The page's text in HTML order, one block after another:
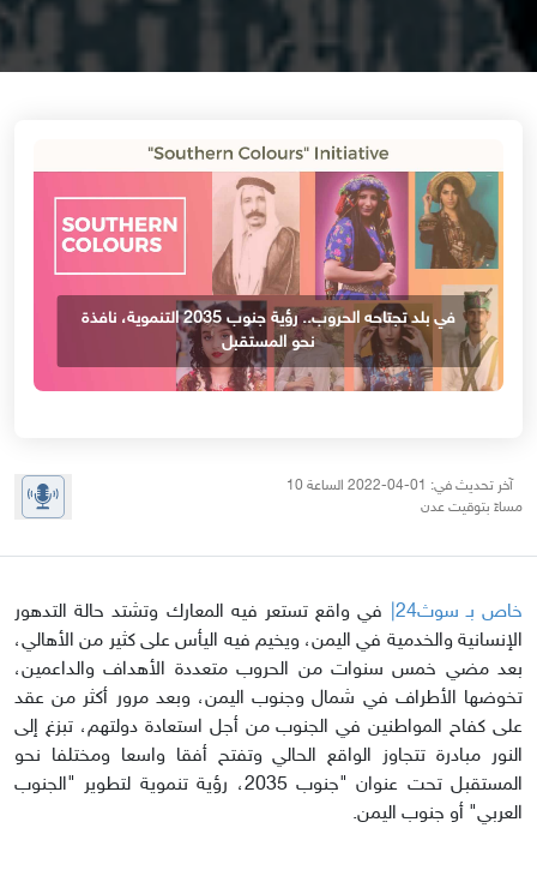
في بلد تجتاحه الحروب.. رؤية جنوب 2035 التنموية، نافذة
نحو المستقبل
آخر تحديث في: 01-04-2022 الساعة 10
مساءً بتوقيت عدن
خاص بـ سوث24|
في واقع تستعر فيه المعارك وتشتد حالة التدهور
الإنسانية والخدمية في اليمن، ويخيم فيه اليأس على كثير من الأهالي،
بعد مضي خمس سنوات من الحروب متعددة الأهداف والداعمين،
تخوضها الأطراف في شمال وجنوب اليمن، وبعد مرور أكثر من عقد
على كفاح المواطنين في الجنوب من أجل استعادة دولتهم، تبزغ إلى
النور مبادرة تتجاوز الواقع الحالي وتفتح أفقا واسعا ومختلفا نحو
المستقبل تحت عنوان "جنوب 2035، رؤية تنموية لتطوير "الجنوب
العربي" أو جنوب اليمن.